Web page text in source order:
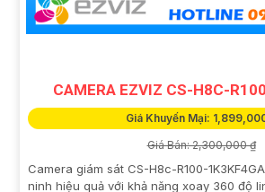
CAMERA EZVIZ CS-H8C-
Giá Khuyến Mại:
Giá Bán: 2,300,000 ₫
Camera giám sát CS-H8c-R100-
ninh hiệu quả với khả năng xoay 360 độ